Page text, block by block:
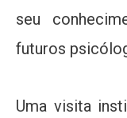
seu
futuros
Uma visita